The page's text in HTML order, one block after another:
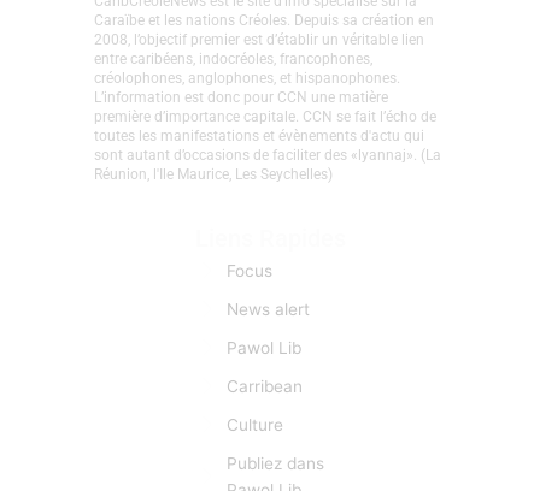
Caraïbe et les nations Créoles. Depuis sa création en
2008, l’objectif premier est d’établir un véritable lien
entre caribéens, indocréoles, francophones,
créolophones, anglophones, et hispanophones.
L’information est donc pour CCN une matière
première d’importance capitale. CCN se fait l’écho de
toutes les manifestations et évènements d'actu qui
sont autant d’occasions de faciliter des «lyannaj». (La
Réunion, l'Ile Maurice, Les Seychelles)
Focus
News alert
Pawol Lib
Carribean
Culture
Publiez dans